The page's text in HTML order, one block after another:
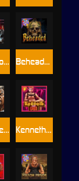
Brute Force
San Quentin 2: Death Row
Beheaded
Kenneth Must Die